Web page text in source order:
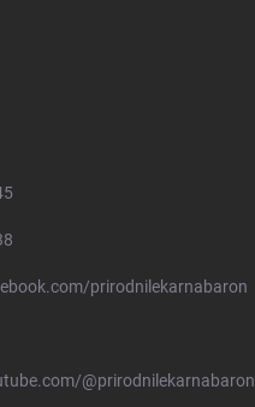
prirodnilekarnabaron
@prirodnilekarnabaron